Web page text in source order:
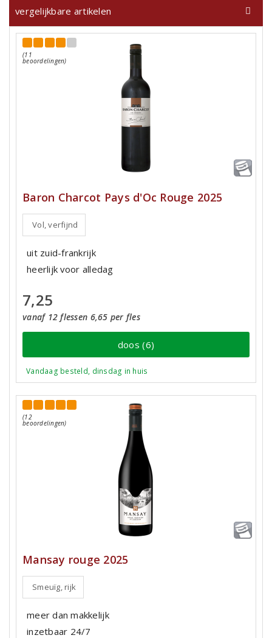
vergelijkbare artikelen
(11
beoordelingen)
Baron Charcot Pays d'Oc Rouge 2025
Vol, verfijnd
uit zuid-frankrijk
heerlijk voor alledag
7,25
vanaf 12 flessen 6,65 per fles
doos (6)
Vandaag besteld, dinsdag in huis
(12
beoordelingen)
Mansay rouge 2025
Smeuïg, rijk
meer dan makkelijk
inzetbaar 24/7